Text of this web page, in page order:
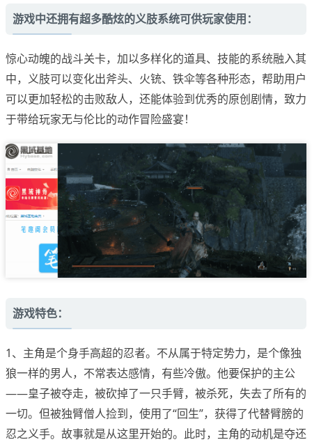
游戏中还拥有超多酷炫的义肢系统可供玩家使用：
惊心动魄的战斗关卡，加以多样化的道具、技能的系统融入其
中，义肢可以变化出斧头、火铳、铁伞等各种形态，帮助用户
可以更加轻松的击败敌人，还能体验到优秀的原创剧情，致力
于带给玩家无与伦比的动作冒险盛宴！
游戏特色：
1、主角是个身手高超的忍者。不从属于特定势力，是个像独
狼一样的男人，不常表达感情，有些冷傲。他要保护的主公
——皇子被夺走，被砍掉了一只手臂，被杀死，失去了所有的
一切。但被独臂僧人捡到，使用了“回生”，获得了代替臂膀的
忍之义手。故事就是从这里开始的。此时，主角的动机是夺还